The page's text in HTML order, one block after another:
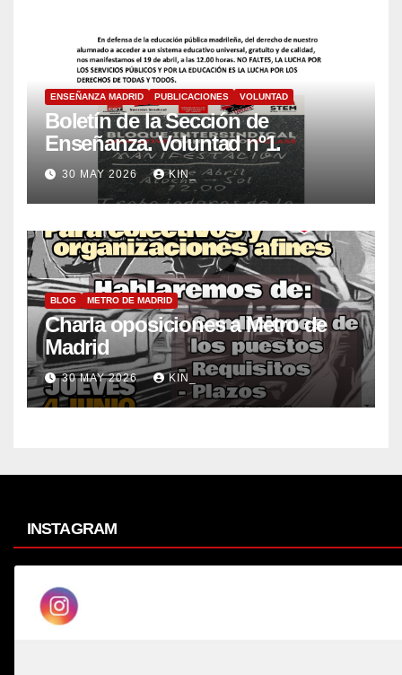
ENSEÑANZA MADRID PUBLICACIONES VOLUNTAD
Boletín de la Sección de
Enseñanza. Voluntad nº1.
30 MAY 2026 KIN_
BLOG METRO DE MADRID
Charla oposiciones a Metro de
Madrid
30 MAY 2026 KIN_
INSTAGRAM